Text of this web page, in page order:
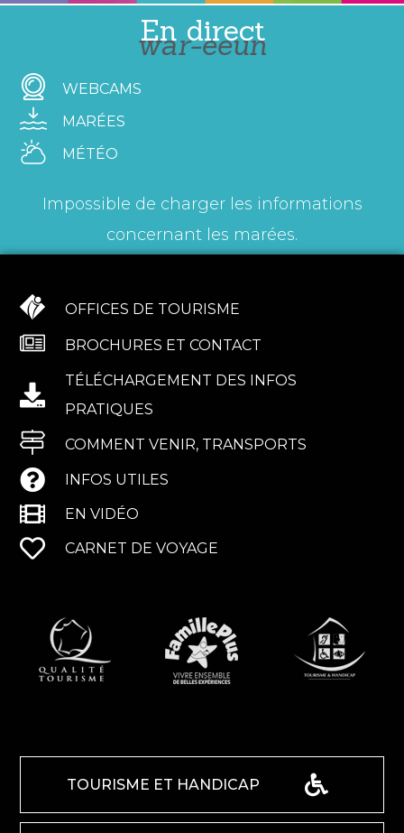
En direct
war-eeun
WEBCAMS
MARÉES
MÉTÉO
Impossible de charger les informations
concernant les marées.
OFFICES DE TOURISME
BROCHURES ET CONTACT
TÉLÉCHARGEMENT DES INFOS
PRATIQUES
COMMENT VENIR, TRANSPORTS
INFOS UTILES
EN VIDÉO
CARNET DE VOYAGE
TOURISME ET HANDICAP